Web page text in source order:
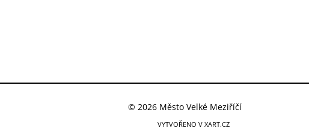
© 2026 Město Velké Meziříčí
VYTVOŘENO V XART.CZ